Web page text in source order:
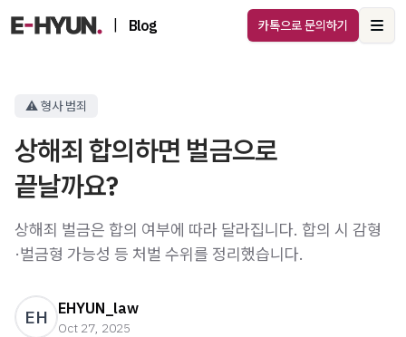
Blog 카톡으로 문의하기
⚠️ 형사 범죄
상해죄 합의하면 벌금으로
끝날까요?
상해죄 벌금은 합의 여부에 따라 달라집니다. 합의 시 감형
·벌금형 가능성 등 처벌 수위를 정리했습니다.
EH EHYUN_law
Oct 27, 2025